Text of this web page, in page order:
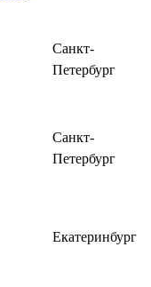
Санкт-
Петербург
Санкт-
Петербург
Екатеринбург